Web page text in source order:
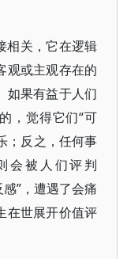
相关，它在逻辑
观或主观存在的
如果有益于人们
，觉得它们“可
；反之，任何事
会被人们评判
感”，遭遇了会痛
在世展开价值评